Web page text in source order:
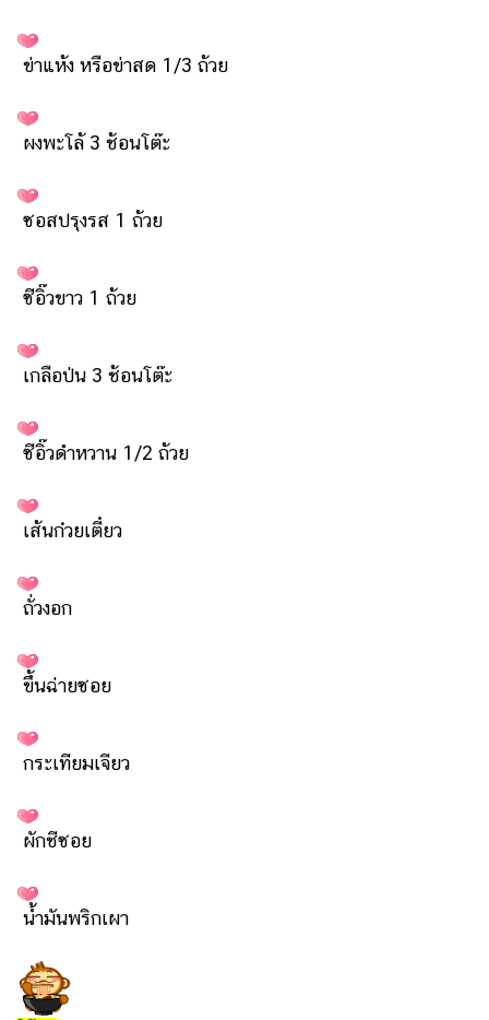
แต่งงาน
และ
เด็ก
สัตว์
เลี้ยง
บริการ
แอปฯ
กระปุก
คอร์ส
ออนไลน์
เลข
ออนไลน์
ติดต่อ
โฆษณา
ปัญหา
งาน
กับ
ข่าแห้ง หรือข่าสด 1/3 ถ้วย
ผงพะโล้ 3 ช้อนโต๊ะ
ซอสปรุงรส 1 ถ้วย
ซีอิ๊วขาว 1 ถ้วย
เกลือป่น 3 ช้อนโต๊ะ
ซีอิ๊วดำหวาน 1/2 ถ้วย
เส้นก๋วยเตี๋ยว
ถั่วงอก
ขึ้นฉ่ายซอย
กระเทียมเจียว
ผักชีซอย
น้ำมันพริกเผา